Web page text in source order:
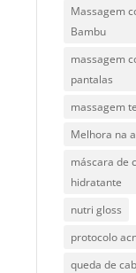
Massagem
Bambu
massagem
pantalas
massagem
Melhora na
máscara de
hidratante
nutri gloss
protocolo
queda de